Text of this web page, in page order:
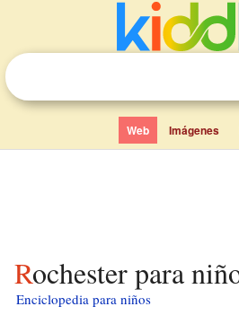
Web Imágenes
Rochester para
Enciclopedia para niños